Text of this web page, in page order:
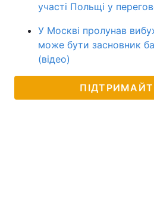
участі Польщі у
У Москві пролунав
може бути засновник
(відео)